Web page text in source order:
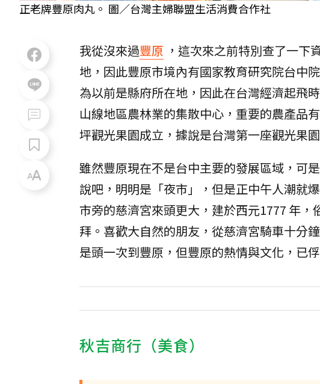
正老牌豐原肉丸。 圖／台灣主婦聯盟生活消費合作社
我從沒來過豐原 ，這次來之前特別查了一下
地，因此豐原市境內有國家教育研究院台中
為以前是縣府所在地，因此在台灣經濟起飛
山線地區農林業的集散中心，重要的農產品
坪觀光果園成立，據說是台灣第一座觀光果園
雖然豐原現在不是台中主要的發展區域，可
說吧，明明是「夜市」，但是正中午人潮就
市旁的慈濟宮來頭更大，建於西元1777 年
拜。喜歡大自然的朋友，從慈濟宮騎車十分
是頭一次到豐原，但豐原的熱情與文化，已
秋吉商行（美食）